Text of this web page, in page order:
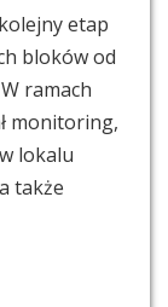
etap
bloków od
ramach
monitoring,
lokalu
także